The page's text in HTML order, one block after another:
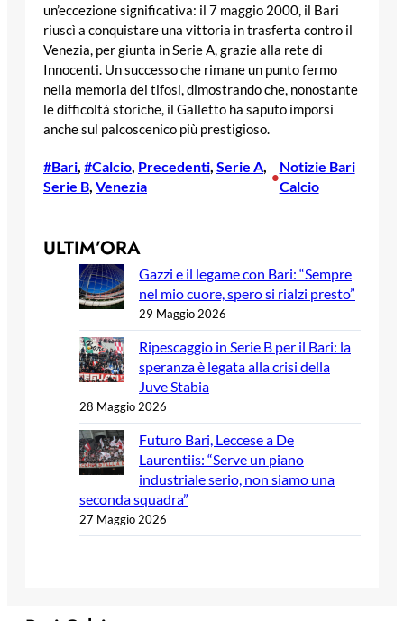
un’eccezione significativa: il 7 maggio 2000, il Bari
riuscì a conquistare una vittoria in trasferta contro il
Venezia, per giunta in Serie A, grazie alla rete di
Innocenti. Un successo che rimane un punto fermo
nella memoria dei tifosi, dimostrando che, nonostante
le difficoltà storiche, il Galletto ha saputo imporsi
anche sul palcoscenico più prestigioso.
#Bari #Calcio Precedenti Serie A
Serie B Venezia
•
Notizie Bari
Calcio
ULTIM’ORA
Gazzi e il legame con Bari: “Sempre
nel mio cuore, spero si rialzi presto”
29 Maggio 2026
Ripescaggio in Serie B per il Bari: la
speranza è legata alla crisi della
Juve Stabia
28 Maggio 2026
Futuro Bari, Leccese a De
Laurentiis: “Serve un piano
industriale serio, non siamo una
seconda squadra”
27 Maggio 2026